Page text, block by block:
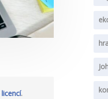
licencí.